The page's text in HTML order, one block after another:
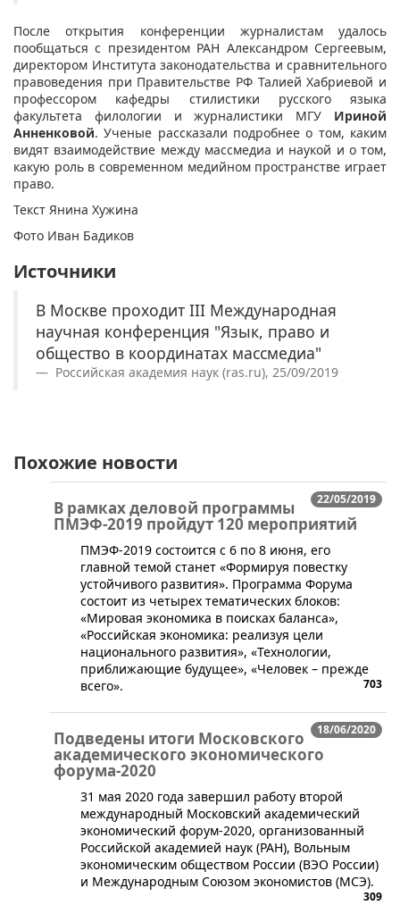
После открытия конференции журналистам удалось
пообщаться с президентом РАН Александром Сергеевым,
директором Института законодательства и сравнительного
правоведения при Правительстве РФ Талией Хабриевой и
профессором кафедры стилистики русского языка
факультета филологии и журналистики МГУ Ириной
Анненковой. Ученые рассказали подробнее о том, каким
видят взаимодействие между массмедиа и наукой и о том,
какую роль в современном медийном пространстве играет
право.
Текст Янина Хужина
Фото Иван Бадиков
Источники
В Москве проходит III Международная
научная конференция "Язык, право и
общество в координатах массмедиа"
Российская академия наук (ras.ru), 25/09/2019
Похожие новости
22/05/2019
В рамках деловой программы
ПМЭФ-2019 пройдут 120 мероприятий
​ПМЭФ-2019 состоится с 6 по 8 июня, его
главной темой станет «Формируя повестку
устойчивого развития». Программа Форума
состоит из четырех тематических блоков:
«Мировая экономика в поисках баланса»,
«Российская экономика: реализуя цели
национального развития», «Технологии,
приближающие будущее», «Человек – прежде
всего».
703
18/06/2020
Подведены итоги Московского
академического экономического
форума-2020
​31 мая 2020 года завершил работу второй
международный Московский академический
экономический форум-2020, организованный
Российской академией наук (РАН), Вольным
экономическим обществом России (ВЭО России)
и Международным Союзом экономистов (МСЭ).
309